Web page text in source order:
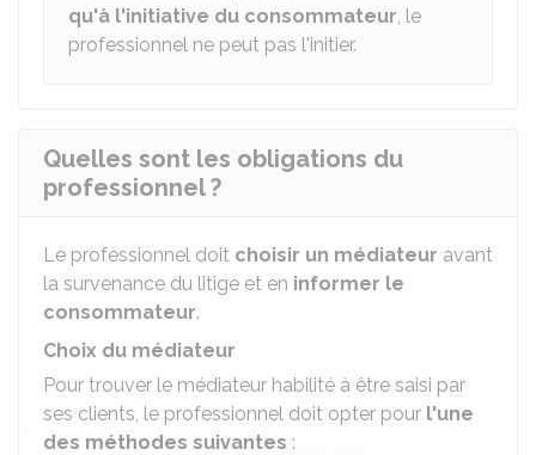
qu'à l'initiative du consommateur, le
professionnel ne peut pas l'initier.
Quelles sont les obligations du
professionnel ?
Le professionnel doit choisir un médiateur avant
la survenance du litige et en informer le
consommateur.
Choix du médiateur
Pour trouver le médiateur habilité à être saisi par
ses clients, le professionnel doit opter pour l'une
des méthodes suivantes :